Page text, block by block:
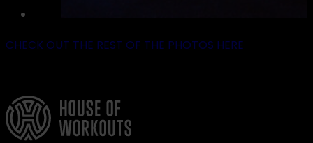
CHECK OUT THE REST OF THE PHOTOS HERE